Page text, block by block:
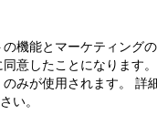
連絡下さい
の機能とマーケティング
意したことになります。
みが使用されます。 詳
い。